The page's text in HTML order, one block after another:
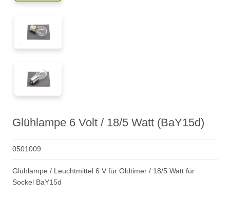
Glühlampe 6 Volt / 18/5 Watt (BaY15d)
0501009
Glühlampe / Leuchtmittel 6 V für Oldtimer / 18/5 Watt für
Sockel BaY15d